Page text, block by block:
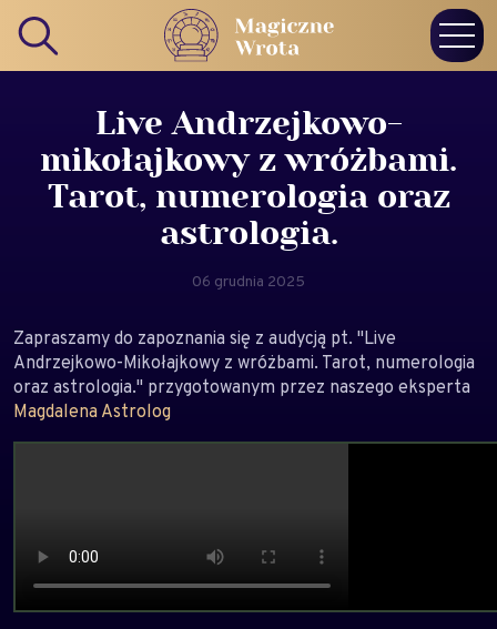
Live Andrzejkowo-
mikołajkowy z wróżbami.
Tarot, numerologia oraz
astrologia.
06 grudnia 2025
Zapraszamy do zapoznania się z audycją pt. "Live
Andrzejkowo-Mikołajkowy z wróżbami. Tarot, numerologia
oraz astrologia." przygotowanym przez naszego eksperta
Magdalena Astrolog